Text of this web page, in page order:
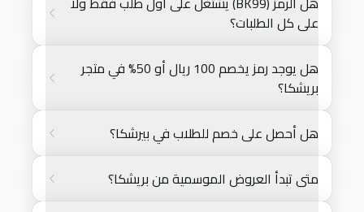
على كل الطلبات؟
هل يوجد رمز يخصم 100 ريال أو 50% في متجر
بريشكا؟
هل أحصل على خصم للطلاب في بيرشكا؟
متى تبدأ العروض الموسمية من بريشكا؟